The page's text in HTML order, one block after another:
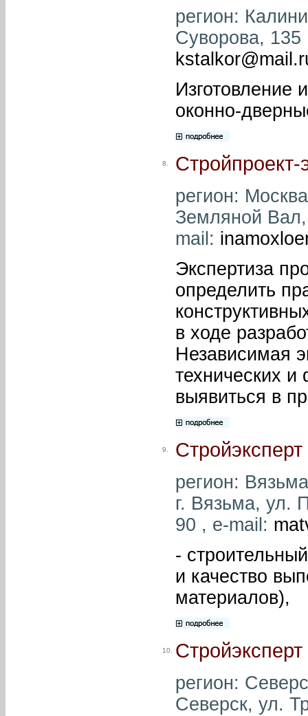
регион:
Суворова,
Изготовление
оконно-
8. Стройпроект-
регион:
Земляной
mail:
Экспертиза
определить
в ходе
Независимая
технических
выявиться в
9.
регион:
г. Вязьма, ул.
90 , e-mail:
-
и качество
материалов),
10.
регион:
Северск, ул.